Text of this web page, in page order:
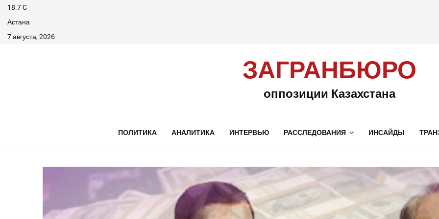
18.7C
Астана
7 августа, 2026
ЗАГРАНБЮРО
оппозиции Казахстана
ПОЛИТИКА АНАЛИТИКА ИНТЕРВЬЮ РАССЛЕДОВАНИЯ ИНСАЙДЫ